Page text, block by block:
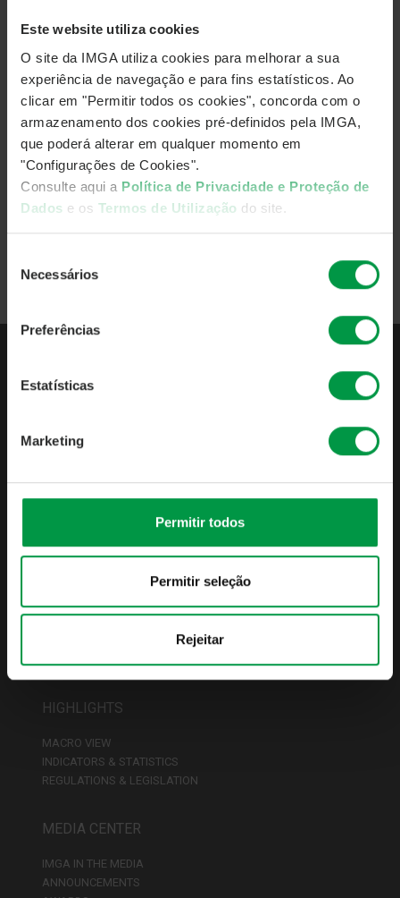
Este website utiliza cookies
O site da IMGA utiliza cookies para melhorar a sua
experiência de navegação e para fins estatísticos. Ao
clicar em "Permitir todos os cookies", concorda com o
armazenamento dos cookies pré-definidos pela IMGA,
que poderá alterar em qualquer momento em
"Configurações de Cookies".
Consulte aqui a Política de Privacidade e Proteção de
Dados e os Termos de Utilização do site.
Necessários
Preferências
Estatísticas
Marketing
Permitir todos
Permitir seleção
Rejeitar
Subscribe IMGA Podcasts and follow us on social media:
Watch all episodes
Back
ABOUT IMGA
BUSINESS INDICATORS
POLICIES & PROCEDURES
IMGA PODCASTS
CONTACT INFORMATION
FUND LIST
HIGHLIGHTS
MACRO VIEW
INDICATORS & STATISTICS
REGULATIONS & LEGISLATION
MEDIA CENTER
IMGA IN THE MEDIA
ANNOUNCEMENTS